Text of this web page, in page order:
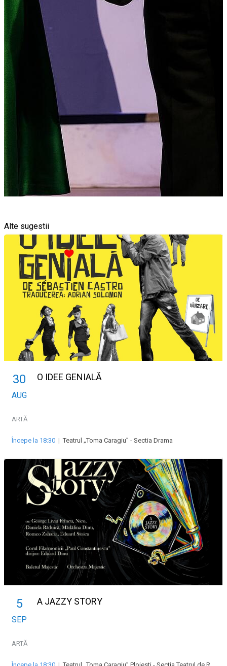
Alte sugestii
30
AUG
O IDEE GENIALĂ
ARTĂ
Începe la 18:30 |Teatrul „Toma Caragiu” - Sectia Drama
5
SEP
A JAZZY STORY
ARTĂ